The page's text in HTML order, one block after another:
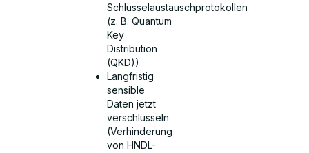
Schlüsselaustauschprotokollen
(z. B. Quantum
Key
Distribution
(QKD))
Langfristig
sensible
Daten jetzt
verschlüsseln
(Verhinderung
von HNDL-